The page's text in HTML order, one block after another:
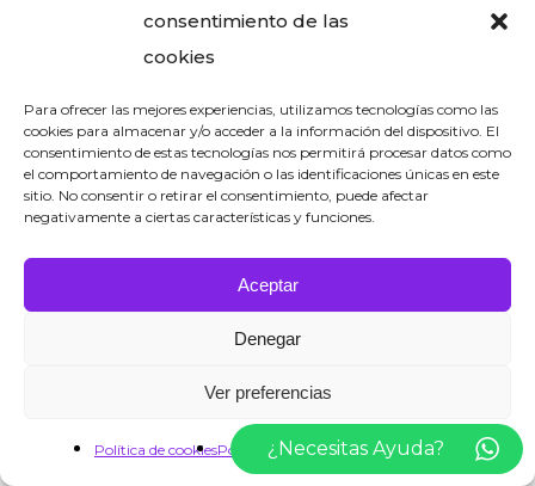
consentimiento de las
cookies
Para ofrecer las mejores experiencias, utilizamos tecnologías como las
cookies para almacenar y/o acceder a la información del dispositivo. El
consentimiento de estas tecnologías nos permitirá procesar datos como
el comportamiento de navegación o las identificaciones únicas en este
sitio. No consentir o retirar el consentimiento, puede afectar
negativamente a ciertas características y funciones.
Aceptar
Denegar
Ver preferencias
Política de cookiesPolítica de privacidadAviso Legal
febrero 2024
enero 2024
diciembre 2023
noviembre 2023
octubre 2023
¿Necesitas Ayuda?